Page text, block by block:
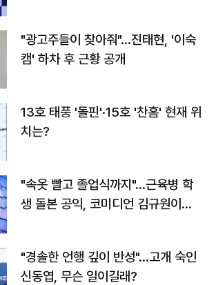
"광고주들이 찾아줘"…진태현, '이숙
캠' 하차 후 근황 공개
13호 태풍 '돌핀'·15호 '찬홈' 현재 위
치는?
"속옷 빨고 졸업식까지"…근육병 학
생 돌본 공익, 코미디언 김규원이었
"경솔한 언행 깊이 반성"…고개 숙인
신동엽, 무슨 일이길래?